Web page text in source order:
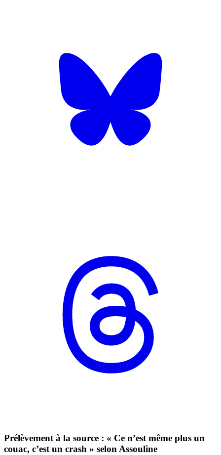
Prélèvement à la source : « Ce n’est même plus un
couac, c’est un crash » selon Assouline